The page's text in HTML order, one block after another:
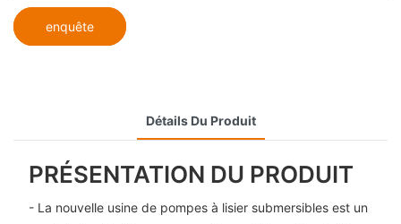
enquête
Détails Du Produit
PRÉSENTATION DU PRODUIT
- La nouvelle usine de pompes à lisier submersibles est un